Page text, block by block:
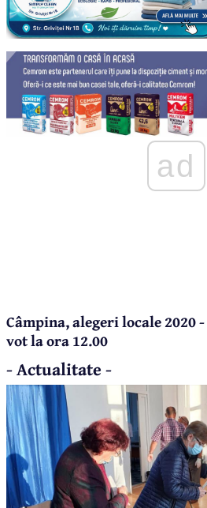
ad
Câmpina, alegeri locale 2020
vot la ora 12.00
- Actualitate -